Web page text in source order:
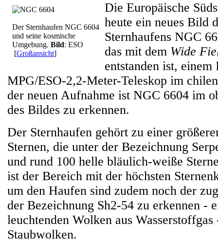
Der Sternhaufen NGC 6604
und seine kosmische
Umgebung. Bild: ESO
[Großansicht]
Die Europäische
heute ein neues Bild
Sternhaufens NGC
das mit dem Wide
entstanden ist, einem
MPG/ESO-2,2-Meter-Teleskop im
der neuen Aufnahme ist NGC 6604 im
des Bildes zu erkennen.
Der Sternhaufen gehört zu einer
Sternen, die unter der Bezeichnung
und rund 100 helle bläulich-weiße
ist der Bereich mit der höchsten
um den Haufen sind zudem noch der
der Bezeichnung Sh2-54 zu erkennen -
leuchtenden Wolken aus
Staubwolken.